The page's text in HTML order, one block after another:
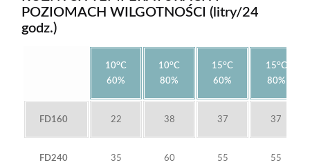
POZIOMACH WILGOTNOŚCI (litry/24
godz.)
10oC
60%
10oC
80%
15oC
60%
15oC
80%
FD160 22 38 37 37
FD240 35 60 55 55